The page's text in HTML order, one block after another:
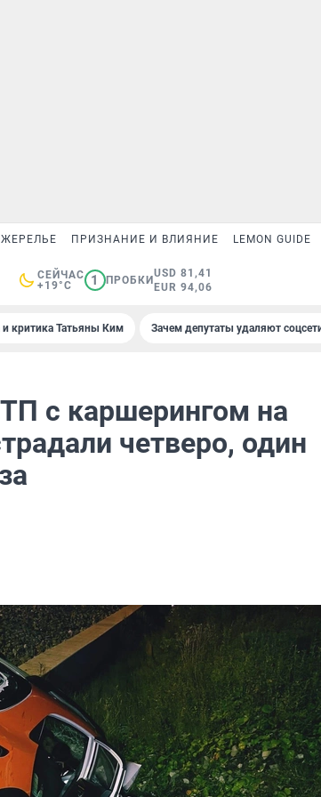
ПРИЗНАНИЕ И ВЛИЯНИЕ LEMON GUIDE
СЕЙЧАС
+19°C
1 ПРОБКИ
USD 81,41
EUR 94,06
и критика Татьяны Ким Зачем депутаты удаляют
с каршерингом на
четверо, один